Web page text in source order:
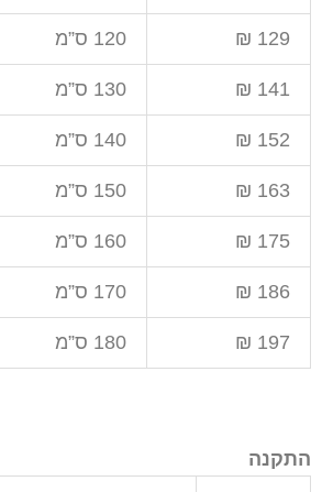
129 ₪ 120 ס”מ
141 ₪ 130 ס”מ
152 ₪ 140 ס”מ
163 ₪ 150 ס”מ
175 ₪ 160 ס”מ
186 ₪ 170 ס”מ
197 ₪ 180 ס”מ
התקנה